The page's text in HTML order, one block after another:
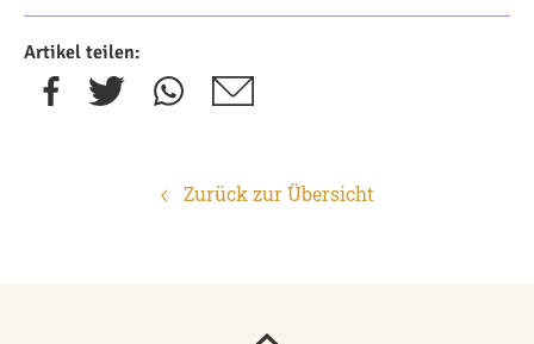
Artikel teilen:
Zurück zur Übersicht